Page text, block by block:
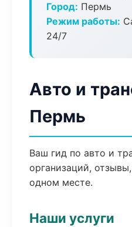
Город: Пермь
Режим работы:
24/7
Авто и
Пермь
Ваш гид по авто и
организаций,
одном месте.
Наши услуги